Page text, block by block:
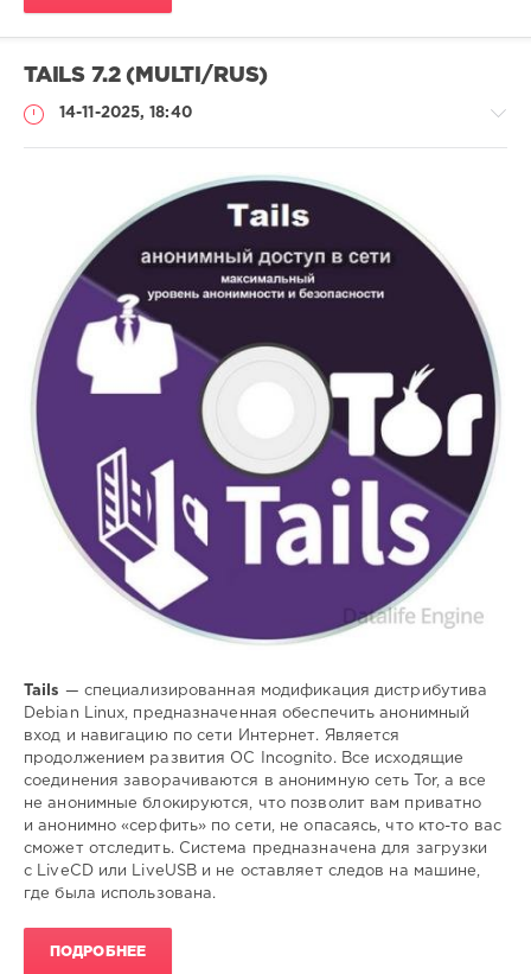
TAILS 7.2 (MULTI/RUS)
14-11-2025, 18:40
Софт
SamDel
111
анонимная
навигация
сети,
Tails — специализированная модификация дистрибутива
Debian Linux, предназначенная обеспечить анонимный
вход и навигацию по сети Интернет. Является
продолжением развития ОС Incognito. Все исходящие
соединения заворачиваются в анонимную сеть Tor, а все
не анонимные блокируются, что позволит вам приватно
и анонимно «серфить» по сети, не опасаясь, что кто-то вас
сможет отследить. Система предназначена для загрузки
с LiveCD или LiveUSB и не оставляет следов на машине,
где была использована.
ПОДРОБНЕЕ